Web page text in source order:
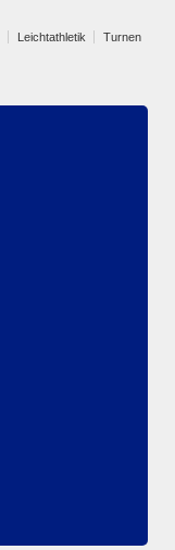
Leichtathletik Turnen